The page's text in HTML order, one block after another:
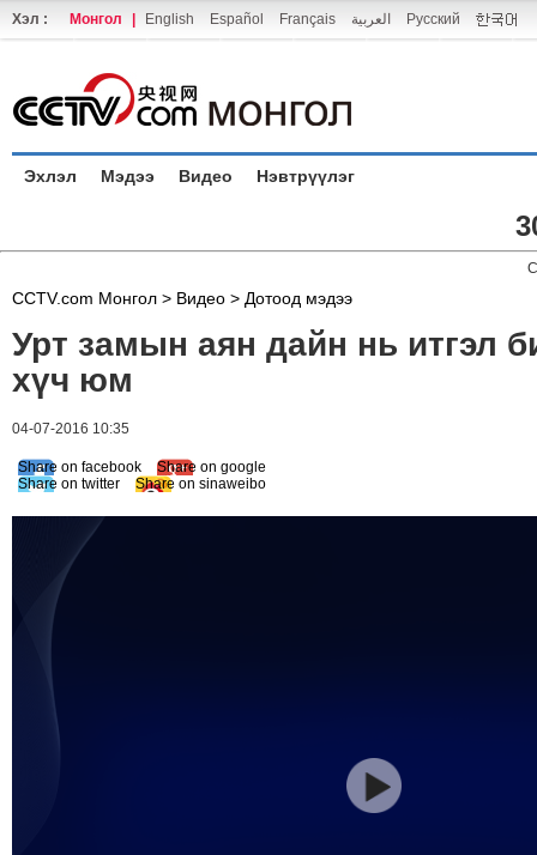
Хэл : Монгол English Español Français العربية Русский
Эхлэл Мэдээ Видео Нэвтрүүлэг
CCTV.com Монгол > Видео > Дотоод мэдээ
Урт замын аян дайн нь итгэл
хүч юм
04-07-2016 10:35
Share on facebook
Share on google
Share on twitter
Share on sinaweibo